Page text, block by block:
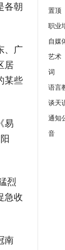
各朝
、广
居
某些
易
烈
急收
南
置顶
职业
自媒
艺术
词
语言
谈天
通知
音